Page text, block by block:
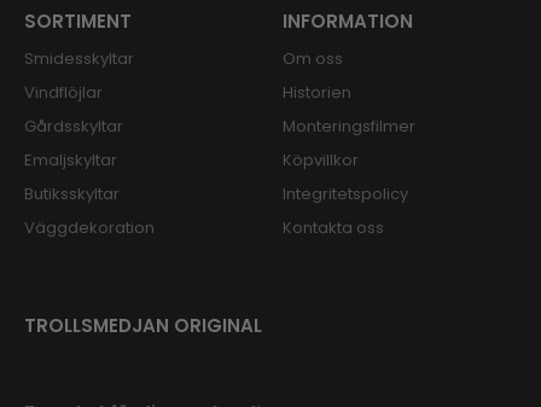
SORTIMENT
Smidesskyltar
Vindflöjlar
Gårdsskyltar
Emaljskyltar
Butiksskyltar
Väggdekoration
INFORMATION
Om oss
Historien
Monteringsfilmer
Köpvillkor
Integritetspolicy
Kontakta oss
TROLLSMEDJAN ORIGINAL